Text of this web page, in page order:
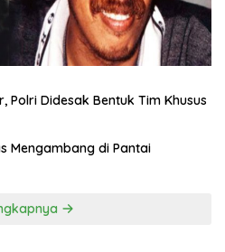
Polri Didesak Bentuk Tim Khusus
Mengambang di Pantai